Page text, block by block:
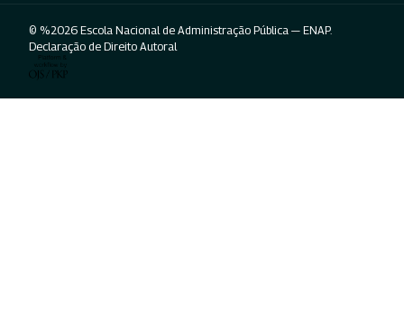
© %2026 Escola Nacional de Administração Pública — ENAP.
Declaração de Direito Autoral